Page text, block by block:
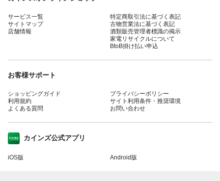
サービス一覧
サイトマップ
店舗情報
特定商取引法に基づく表記
古物営業法に基づく表記
酒類販売管理者標識の掲示
家電リサイクルについて
BtoB掛け払い申込
お客様サポート
ショッピングガイド
利用規約
よくある質問
プライバシーポリシー
サイト利用条件・推奨環境
お問い合わせ
カインズ公式アプリ
iOS版 Android版